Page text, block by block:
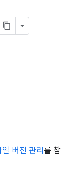
일 버전 관리 를 참